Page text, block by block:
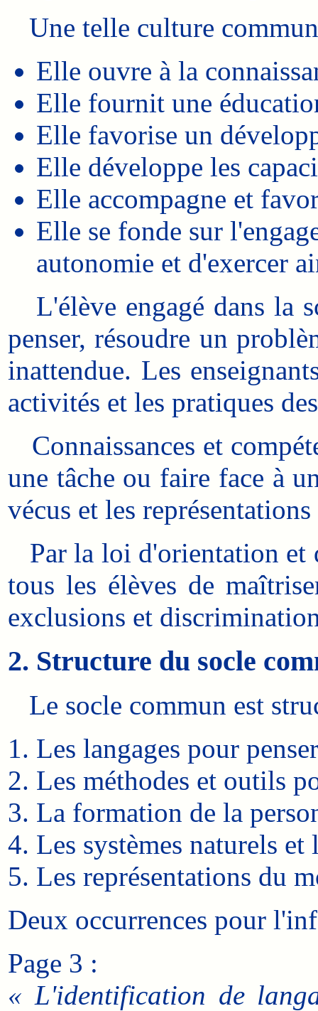
Une telle culture
Elle ouvre à la
Elle fournit une
Elle favorise un
Elle développe les
Elle accompagne et
Elle se fonde sur
autonomie et d'exercer
L'élève engagé dans la
penser, résoudre un
inattendue. Les
activités et les pratiques
Connaissances et
une tâche ou faire face à
vécus et les
Par la loi d'orientation et
tous les élèves de
exclusions et
2. Structure du socle
Le socle commun est
Les langages pour
Les méthodes et outils
La formation de la
Les systèmes naturels et
Les représentations du
Deux occurrences pour
Page 3 :
« L'identification de